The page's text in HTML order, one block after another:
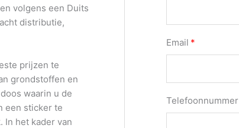
volgens een Duits
distributie,
prijzen te
grondstoffen en
waarin u de
een sticker te
In het kader van
Email
Telefoonnummer